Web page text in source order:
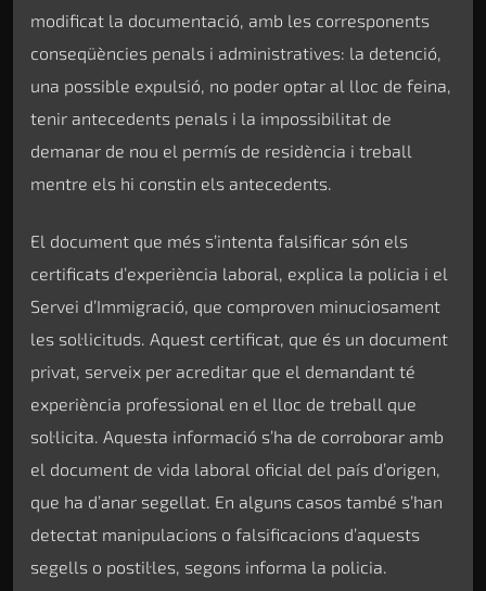
modificat la documentació, amb les corresponents
conseqüències penals i administratives: la detenció,
una possible expulsió, no poder optar al lloc de feina,
tenir antecedents penals i la impossibilitat de
demanar de nou el permís de residència i treball
mentre els hi constin els antecedents.
El document que més s’intenta falsificar són els
certificats d’experiència laboral, explica la policia i el
Servei d’Immigració, que comproven minuciosament
les sol·licituds. Aquest certificat, que és un document
privat, serveix per acreditar que el demandant té
experiència professional en el lloc de treball que
sol·licita. Aquesta informació s’ha de corroborar amb
el document de vida laboral oficial del país d’origen,
que ha d’anar segellat. En alguns casos també s’han
detectat manipulacions o falsificacions d’aquests
segells o postil·les, segons informa la policia.